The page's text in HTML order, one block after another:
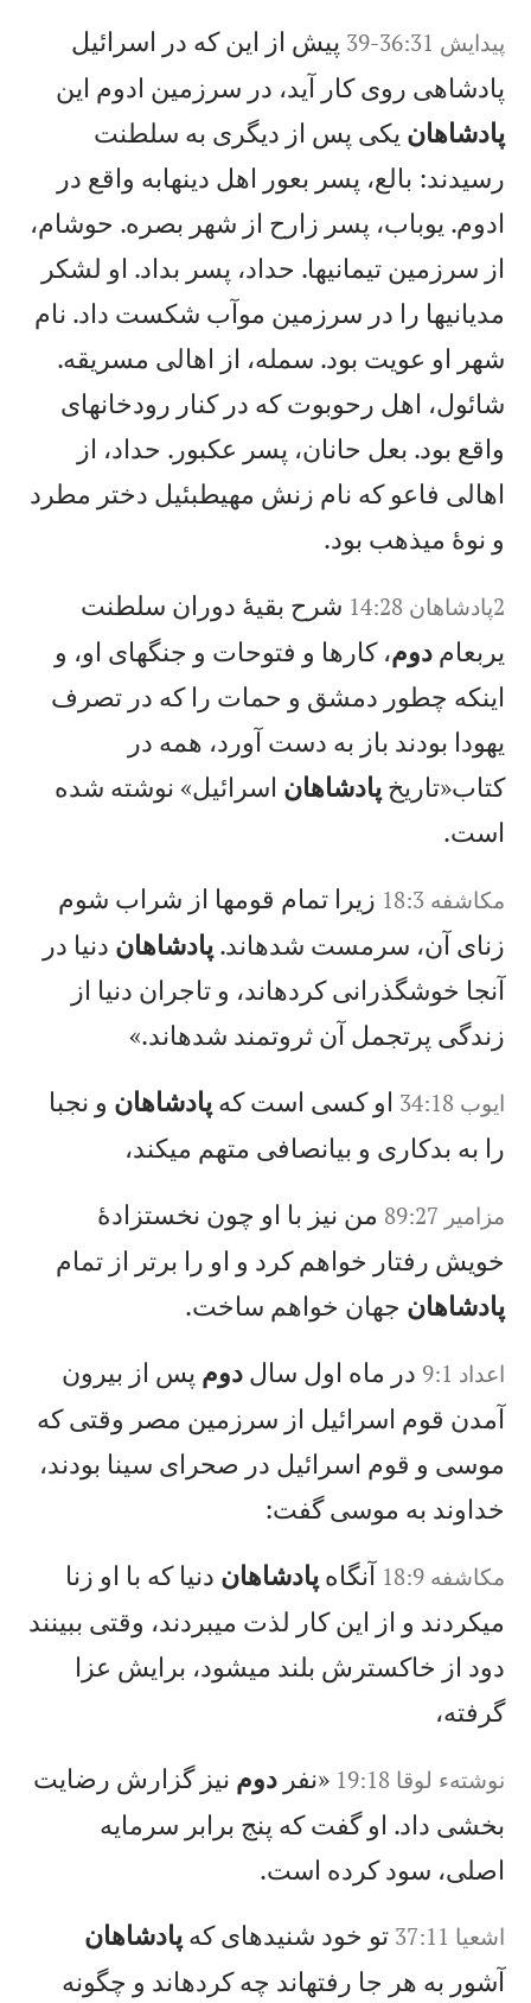
پيدايش 36:31-39
پيش از اين كه در اسرائيل
پادشاهی روی كار آيد، در سرزمين ادوم اين
پادشاهان يكی پس از ديگری به سلطنت
رسيدند: بالع، پسر بعور اهل دينهابه واقع در
ادوم. يوباب، پسر زارح از شهر بصره. حوشام،
از سرزمين تيمانیها. حداد، پسر بداد. او لشكر
مديانیها را در سرزمين موآب شكست داد. نام
شهر او عويت بود. سمله، از اهالی مسريقه.
شائول، اهل رحوبوت كه در كنار رودخانهای
واقع بود. بعل حانان، پسر عكبور. حداد، از
اهالی فاعو كه نام زنش مهيطبئيل دختر مطرد
و نوهٔ ميذهب بود.
2پادشاهان 14:28
شرح بقيهٔ دوران سلطنت
يربعامدوم، كارها و فتوحات و جنگهای او، و
اينكه چطور دمشق و حمات را كه در تصرف
يهودا بودند باز به دست آورد، همه در
كتاب«تاريخپادشاهان اسرائيل» نوشته شده
است.
مکاشفه 18:3
زيرا تمام قومها از شراب شوم
زنای آن، سرمست شدهاند.پادشاهان دنيا در
آنجا خوشگذرانی كردهاند، و تاجران دنيا از
زندگی پرتجمل آن ثروتمند شدهاند.»
ايوب‌ 34:18 او كسی است كهپادشاهان و نجبا
را به بدكاری و بیانصافی متهم میكند،
مزامير 89:27
من نيز با او چون نخستزادهٔ
خويش رفتار خواهم كرد و او را برتر از تمام
پادشاهان جهان خواهم ساخت.
اعداد 9:1 در ماه اول سالدوم پس از بيرون
آمدن قوم اسرائيل از سرزمين مصر وقتی كه
موسی و قوم اسرائيل در صحرای سينا بودند،
خداوند به موسی گفت:
مکاشفه 18:9 آنگاهپادشاهان دنيا كه با او زنا
میكردند و از اين كار لذت میبردند، وقتی ببينند
دود از خاكسترش بلند میشود، برايش عزا
گرفته،
نوشته‌ء لوقا 19:18 «نفردوم نيز گزارش رضايت
بخشی داد. او گفت كه پنج برابر سرمايه
اصلی، سود كرده است.
اشعيا 37:11 تو خود شنيدهای كهپادشاهان
آشور به هر جا رفتهاند چه كردهاند و چگونه